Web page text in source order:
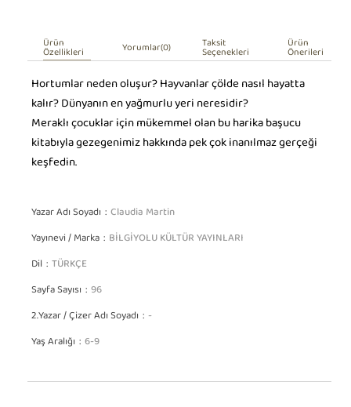
Ürün
Özellikleri Yorumlar(0) Taksit
Seçenekleri Ürün
Önerileri
Hortumlar neden oluşur? Hayvanlar çölde nasıl hayatta
kalır? Dünyanın en yağmurlu yeri neresidir?
Meraklı çocuklar için mükemmel olan bu harika başucu
kitabıyla gezegenimiz hakkında pek çok inanılmaz gerçeği
keşfedin.
Yazar Adı Soyadı Claudia Martin
Yayınevi / Marka BİLGİYOLU KÜLTÜR YAYINLARI
Dil TÜRKÇE
Sayfa Sayısı 96
2.Yazar / Çizer Adı Soyadı -
Yaş Aralığı 6-9